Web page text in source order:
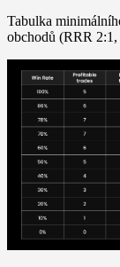
Tabulka
obchodů (RRR